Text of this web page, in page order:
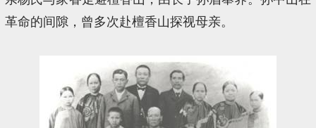
革命的间隙，曾多次赴檀香山探视母亲。